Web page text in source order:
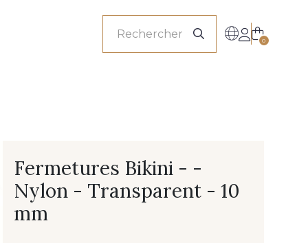
0
Fermetures Bikini - -
Nylon - Transparent - 10
mm